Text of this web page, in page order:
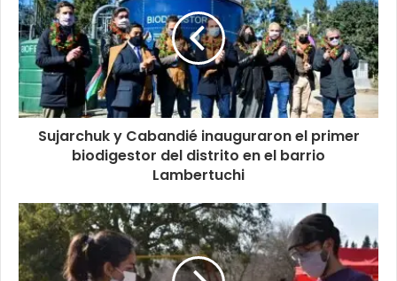
Sujarchuk y Cabandié inauguraron el primer
biodigestor del distrito en el barrio
Lambertuchi